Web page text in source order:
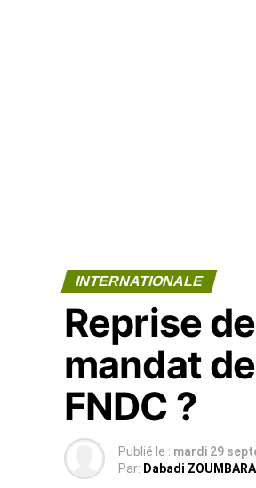
INTERNATIONALE
Reprise
mandat
FNDC ?
Publié le : mardi 29
Par: Dabadi ZOUMBARA